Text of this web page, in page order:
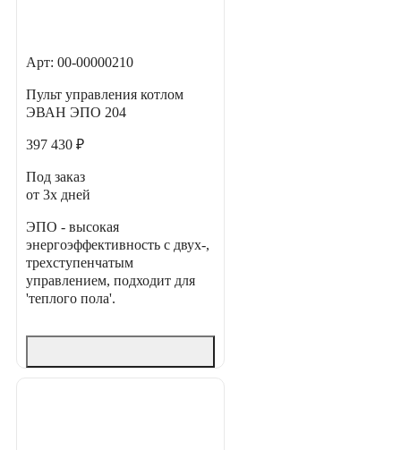
Арт: 00-00000210
Пульт управления котлом
ЭВАН ЭПО 204
397 430 ₽
Под заказ
от 3х дней
ЭПО - высокая
энергоэффективность с двух-,
трехступенчатым
управлением, подходит для
'теплого пола'.